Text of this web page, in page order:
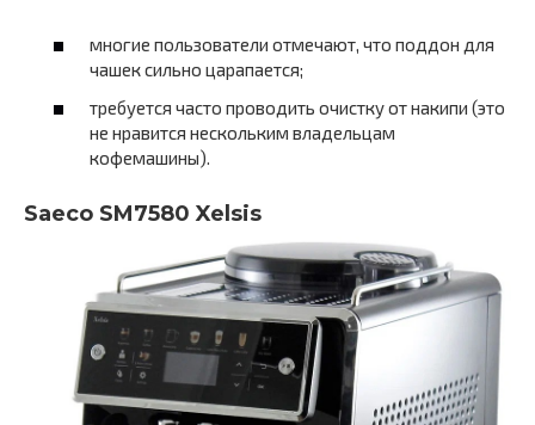
многие пользователи отмечают, что поддон для
чашек сильно царапается;
требуется часто проводить очистку от накипи (это
не нравится нескольким владельцам
кофемашины).
Saeco SM7580 Xelsis